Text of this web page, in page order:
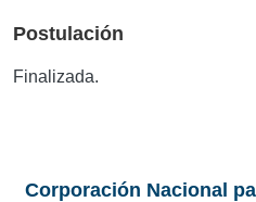
Postulación
Finalizada.
Corporación Nacional